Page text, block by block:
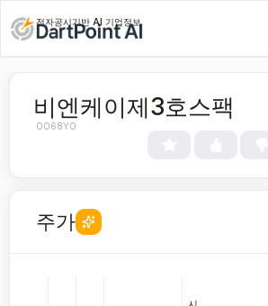
전자공시기반 AI 기업정보
비엔케이제3호스팩
0068Y0
주가